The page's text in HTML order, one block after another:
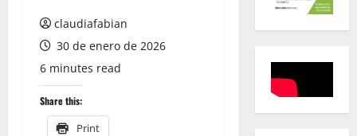
claudiafabian
30 de enero de 2026
6 minutes read
Share this:
Print